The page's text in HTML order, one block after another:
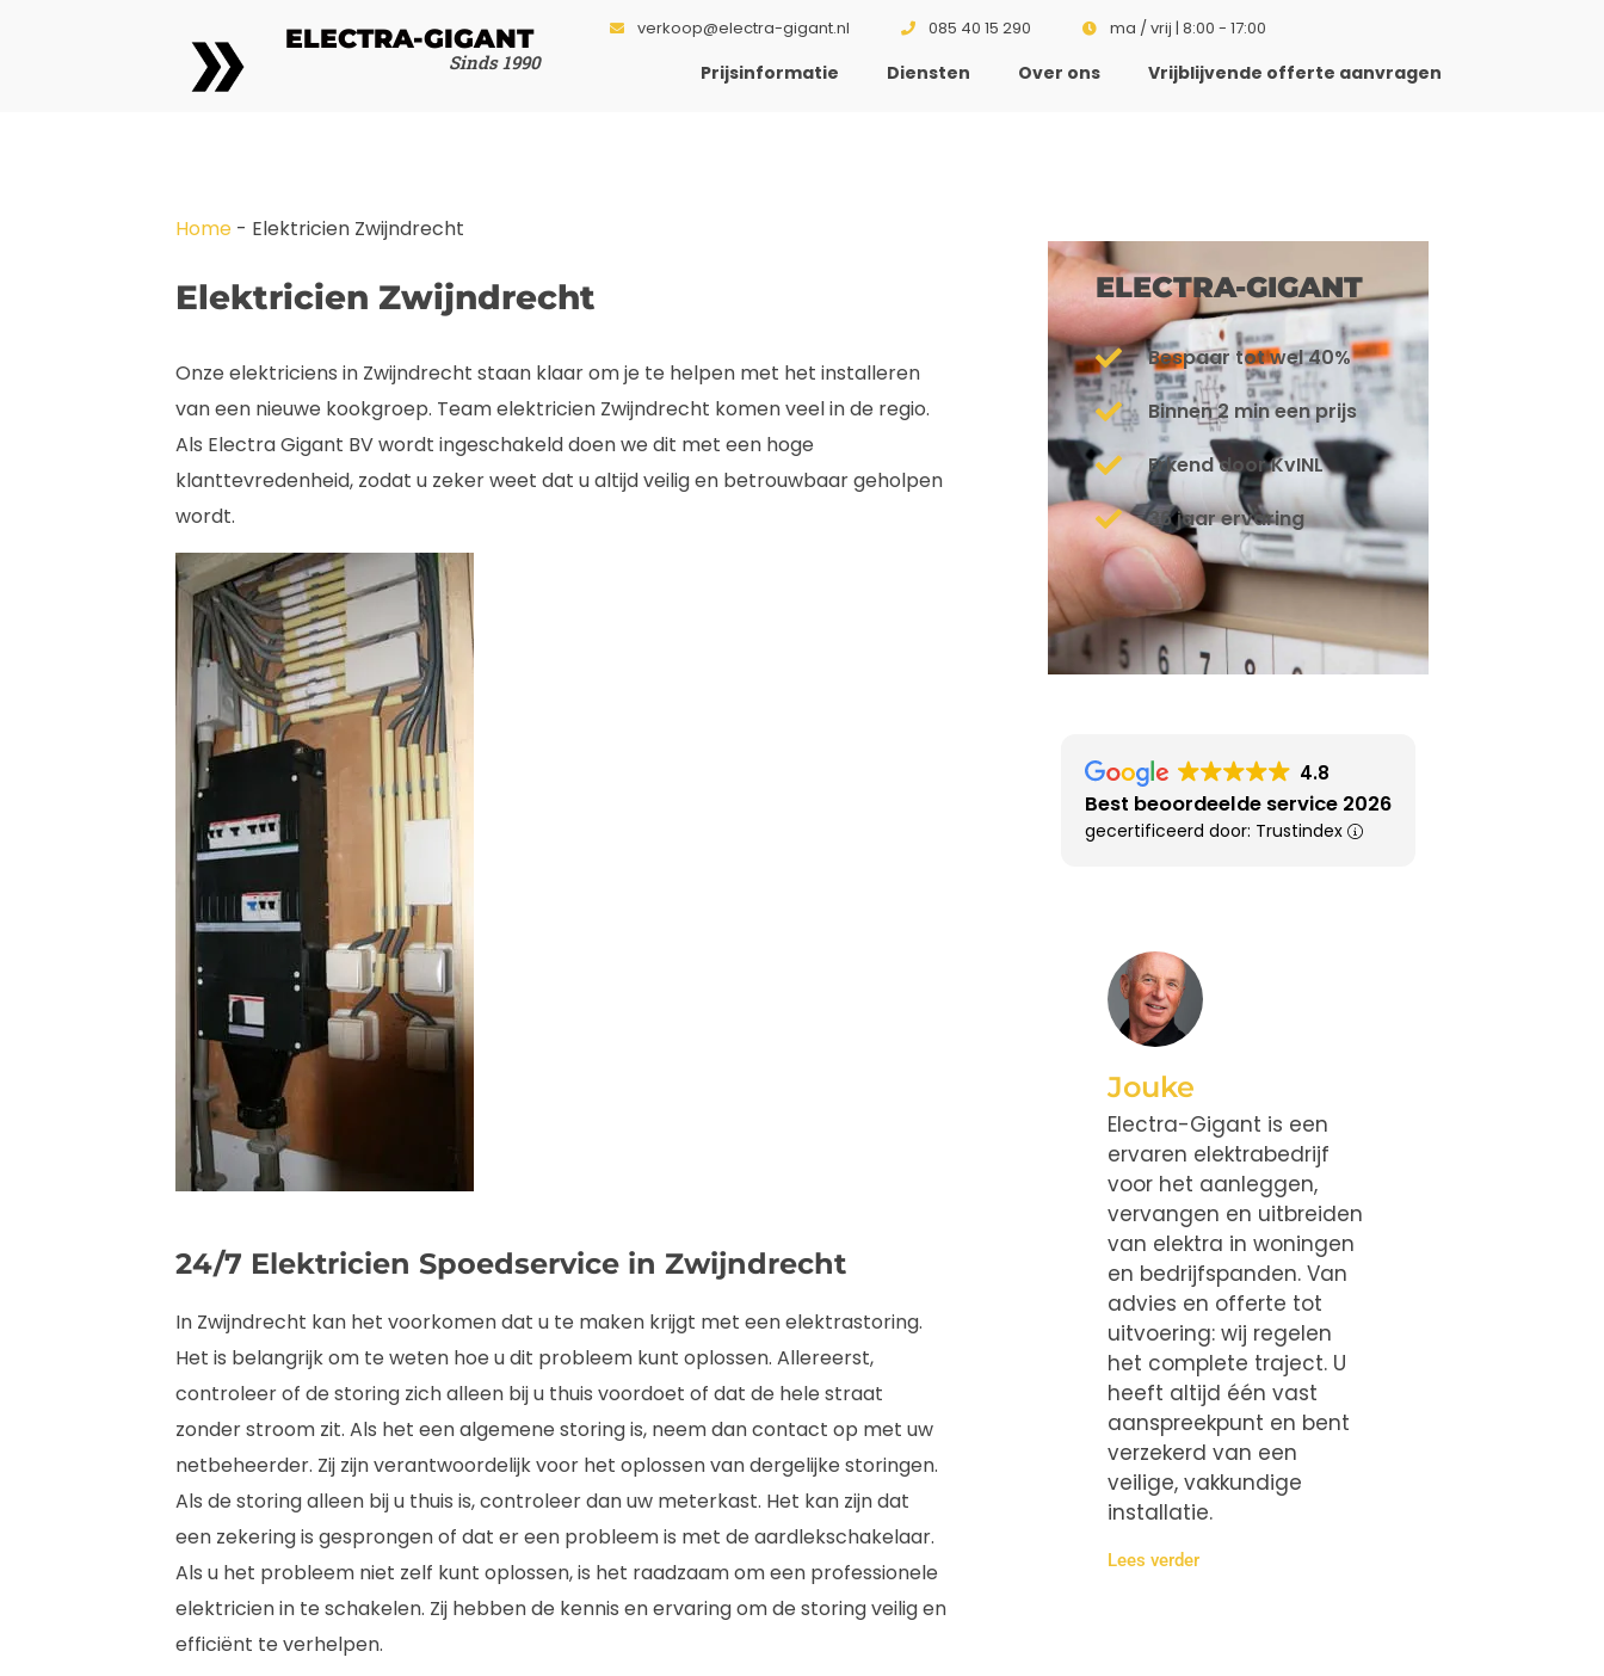
ELECTRA-GIGANT
Sinds 1990
verkoop@electra-gigant.nl 085 40 15 290 ma / vrij | 8:00 - 17:00
Prijsinformatie Diensten Over ons Vrijblijvende offerte aanvragen
Home - Elektricien Zwijndrecht
Elektricien Zwijndrecht
Onze elektriciens in Zwijndrecht staan klaar om je te helpen met het installeren
van een nieuwe kookgroep. Team elektricien Zwijndrecht komen veel in de regio.
Als Electra Gigant BV wordt ingeschakeld doen we dit met een hoge
klanttevredenheid, zodat u zeker weet dat u altijd veilig en betrouwbaar geholpen
wordt.
24/7 Elektricien Spoedservice in Zwijndrecht
In Zwijndrecht kan het voorkomen dat u te maken krijgt met een elektrastoring.
Het is belangrijk om te weten hoe u dit probleem kunt oplossen. Allereerst,
controleer of de storing zich alleen bij u thuis voordoet of dat de hele straat
zonder stroom zit. Als het een algemene storing is, neem dan contact op met uw
netbeheerder. Zij zijn verantwoordelijk voor het oplossen van dergelijke storingen.
Als de storing alleen bij u thuis is, controleer dan uw meterkast. Het kan zijn dat
een zekering is gesprongen of dat er een probleem is met de aardlekschakelaar.
Als u het probleem niet zelf kunt oplossen, is het raadzaam om een professionele
elektricien in te schakelen. Zij hebben de kennis en ervaring om de storing veilig en
efficiënt te verhelpen.
ELECTRA-GIGANT
Bespaar tot wel 40%
Binnen 2 min een prijs
Erkend door KvINL
36 jaar ervaring
4.8
Best beoordeelde service 2026
gecertificeerd door: Trustindex
Jouke
Electra-Gigant is een
ervaren elektrabedrijf
voor het aanleggen,
vervangen en uitbreiden
van elektra in woningen
en bedrijfspanden. Van
advies en offerte tot
uitvoering: wij regelen
het complete traject. U
heeft altijd één vast
aanspreekpunt en bent
verzekerd van een
veilige, vakkundige
installatie.
Lees verder